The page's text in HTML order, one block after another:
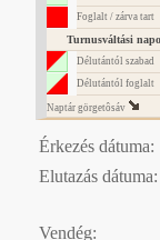
Foglalt / zárva tart
Turnusváltási
Délutántól szabad
Délutántól foglalt
Naptár görgetôsáv
Érkezés dátuma:
Elutazás dátuma:
Vendég: